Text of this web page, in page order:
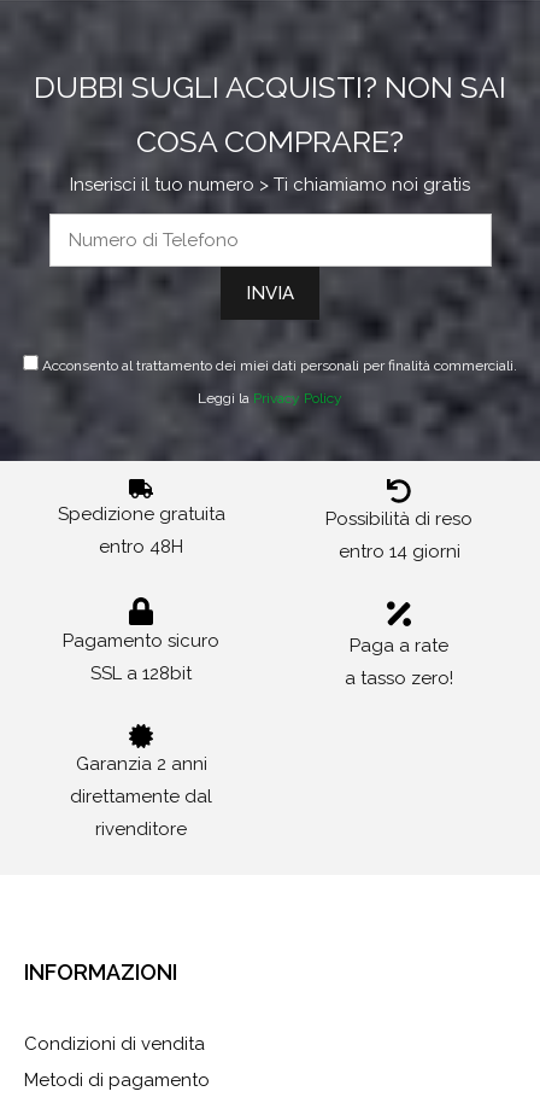
DUBBI SUGLI ACQUISTI? NON SAI
COSA COMPRARE?
Inserisci il tuo numero > Ti chiamiamo noi gratis
Acconsento al trattamento dei miei dati personali per finalità commerciali.
Leggi la Privacy Policy
Spedizione gratuita
entro 48H
Possibilità di reso
entro 14 giorni
Pagamento sicuro
SSL a 128bit
Paga a rate
a tasso zero!
Garanzia 2 anni
direttamente dal
rivenditore
INFORMAZIONI
Condizioni di vendita
Metodi di pagamento